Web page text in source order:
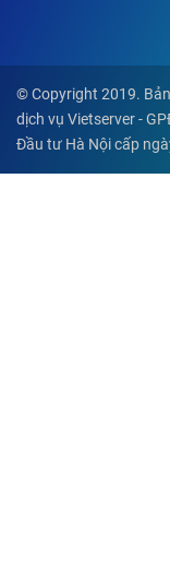
© Copyright 2019.
dịch vụ Vietserver -
Đầu tư Hà Nội cấp